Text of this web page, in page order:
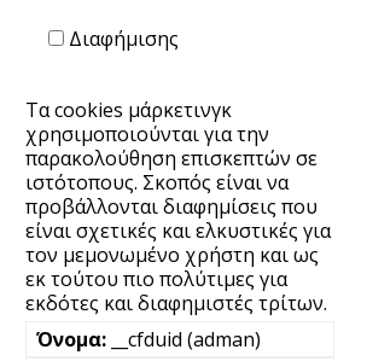
Διαφήμισης
Τα cookies μάρκετινγκ
χρησιμοποιούνται για την
παρακολούθηση επισκεπτών σε
ιστότοπους. Σκοπός είναι να
προβάλλονται διαφημίσεις που
είναι σχετικές και ελκυστικές για
τον μεμονωμένο χρήστη και ως
εκ τούτου πιο πολύτιμες για
εκδότες και διαφημιστές τρίτων.
__cfduid (adman)